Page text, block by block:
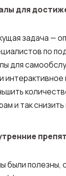
для
задача —
по
для
и так снизить
были полезны,